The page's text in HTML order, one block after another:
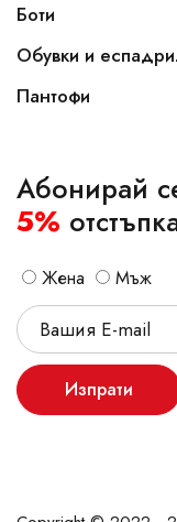
Боти
Обувки и
Пантофи
Абонирай
5%
Жена Мъж
Изпрати